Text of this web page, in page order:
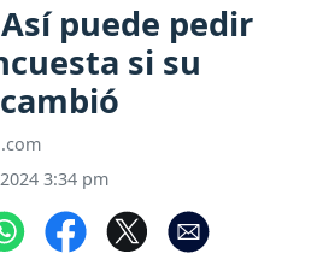
puede pedir
si su
3:34 pm